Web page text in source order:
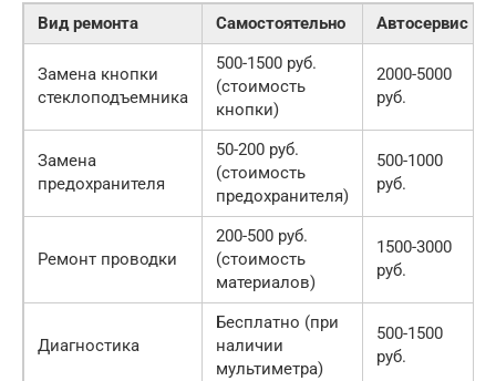
Вид ремонта Самостоятельно Автосервис
Замена кнопки
стеклоподъемника
500-1500 руб.
(стоимость
кнопки)
2000-5000
руб.
Замена
предохранителя
50-200 руб.
(стоимость
предохранителя)
500-1000
руб.
Ремонт проводки
200-500 руб.
(стоимость
материалов)
1500-3000
руб.
Диагностика
Бесплатно (при
наличии
мультиметра)
500-1500
руб.